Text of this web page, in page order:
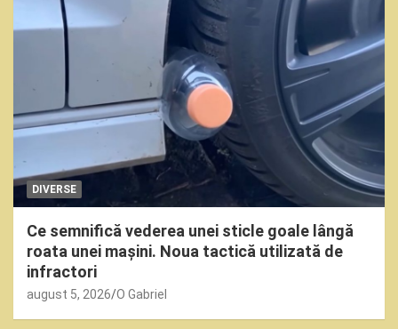
DIVERSE
Ce semnifică vederea unei sticle goale lângă
roata unei mașini. Noua tactică utilizată de
infractori
august 5, 2026 O Gabriel